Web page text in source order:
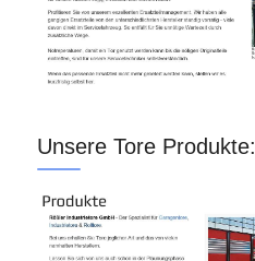
Unsere Tore Produkte: